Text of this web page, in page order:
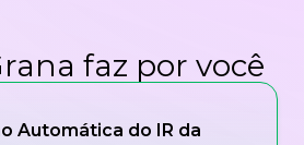
faz por você
Automática do IR da